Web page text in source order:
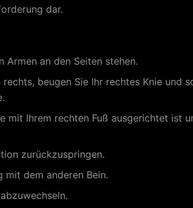
dar.
Armen an den Seiten stehen.
beugen Sie Ihr rechtes Knie und
mit Ihrem rechten Fuß ausgerichtet ist
zurückzuspringen.
mit dem anderen Bein.